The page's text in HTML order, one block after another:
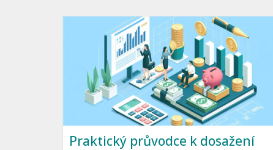
Praktický průvodce k dosažení